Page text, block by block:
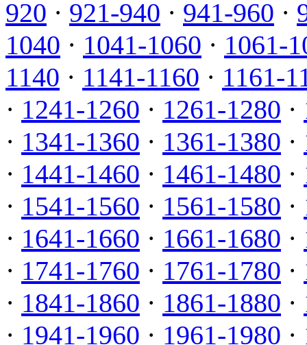
920 · 921-940 · 941-960 ·
1040 · 1041-1060 · 1061-
1140 · 1141-1160 · 1161-
· 1241-1260 · 1261-1280 ·
· 1341-1360 · 1361-1380 ·
· 1441-1460 · 1461-1480 ·
· 1541-1560 · 1561-1580 ·
· 1641-1660 · 1661-1680 ·
· 1741-1760 · 1761-1780 ·
· 1841-1860 · 1861-1880 ·
· 1941-1960 · 1961-1980 ·